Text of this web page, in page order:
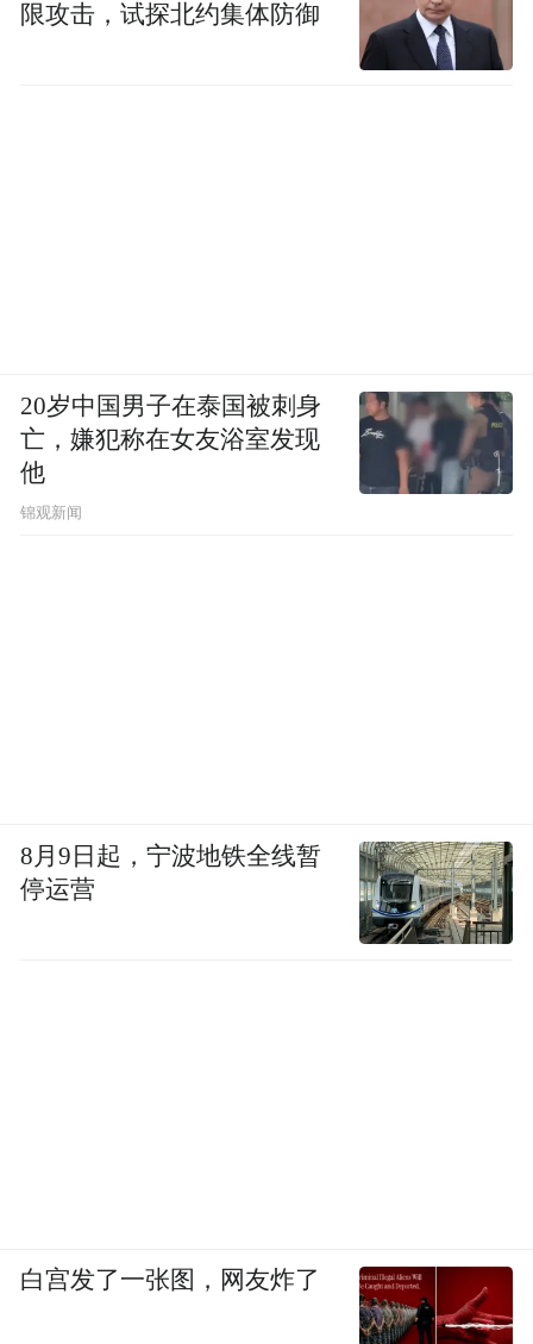
限攻击，试探北约集体防御
20岁中国男子在泰国被刺身
亡，嫌犯称在女友浴室发现
他
锦观新闻
8月9日起，宁波地铁全线暂
停运营
白宫发了一张图，网友炸了